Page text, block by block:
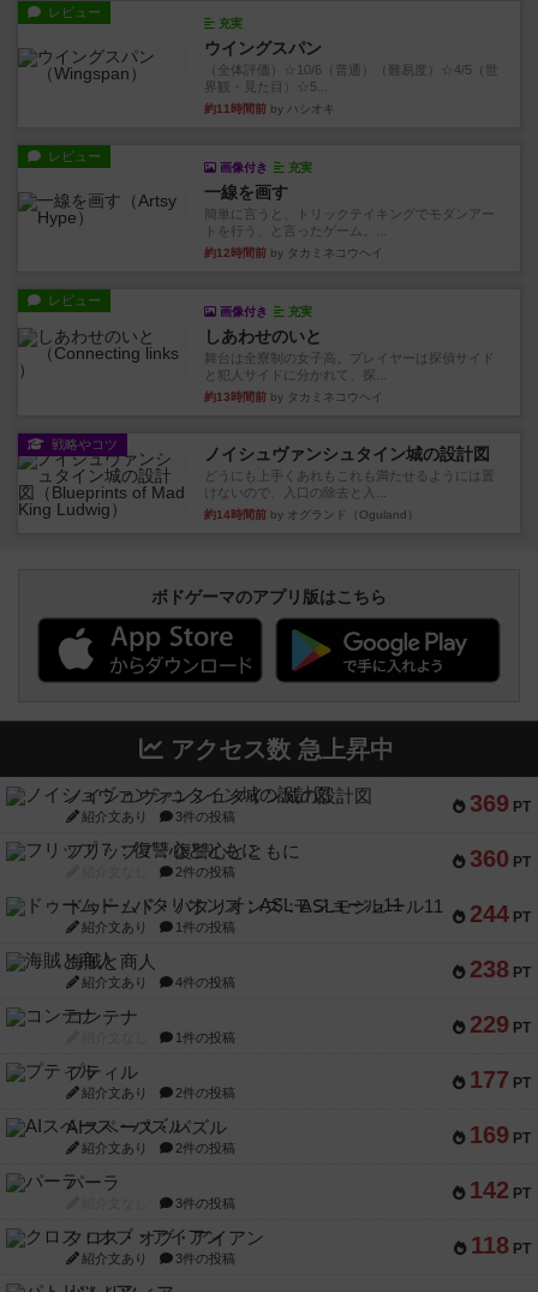
レビュー
充実
ウイングスパン
（全体評価）☆10/6（普通）（難易度）☆4/5（世
界観・見た目）☆5...
約11時間前 by ハシオキ
レビュー
画像付き 充実
一線を画す
簡単に言うと、トリックテイキングでモダンアー
トを行う、と言ったゲーム。...
約12時間前 by タカミネコウヘイ
レビュー
画像付き 充実
しあわせのいと
舞台は全寮制の女子高。プレイヤーは探偵サイド
と犯人サイドに分かれて、探...
約13時間前 by タカミネコウヘイ
戦略やコツ ノイシュヴァンシュタイン城の設計図
どうにも上手くあれもこれも満たせるようには置
けないので、入口の除去と入...
約14時間前 by オグランド（Oguland）
ボドゲーマのアプリ版はこちら
アクセス数 急上昇中
369 PT
ノイシュヴァンシュタイン城の設計図
紹介文あり 3件の投稿
360 PT
フリップ７：復讐心とともに
2件の投稿
244 PT
ドゥームド・バタリオンズ：ASLモジュール11
紹介文あり 1件の投稿
238 PT
海賊と商人
紹介文あり 4件の投稿
229 PT
コンテナ
1件の投稿
177 PT
プティル
紹介文あり 2件の投稿
169 PT
AIスペース・パズル
紹介文あり 2件の投稿
142 PT
パーラ
3件の投稿
118 PT
クロス・オブ・アイアン
紹介文あり 3件の投稿